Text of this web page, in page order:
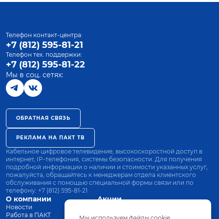
О компании
Новости
Работа в ПАКТ
Акции
Оплата
Телефон контакт-центра:
+7 (812) 595-81-21
Телефон тех. поддержки:
+7 (812) 595-81-22
Мы в соц. сетях:
ОБРАТНАЯ СВЯЗЬ
РЕКЛАМА НА ПАКТ ТВ
Кабельное цифровое телевидение, высокоскоростной доступ в
интернет, IP-телефония, системы безопасности. Для получения
подробной информации о наличии и стоимости указанных услуг,
пожалуйста, обращайтесь к менеджерам отдела клиентского
обслуживания с помощью специальной формы связи или по
телефону: +7 (812) 595-81-21